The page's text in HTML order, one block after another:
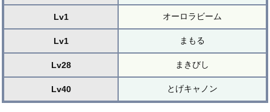
Lv1 オーロラビーム
Lv1 まもる
Lv28 まきびし
Lv40 とげキャノン